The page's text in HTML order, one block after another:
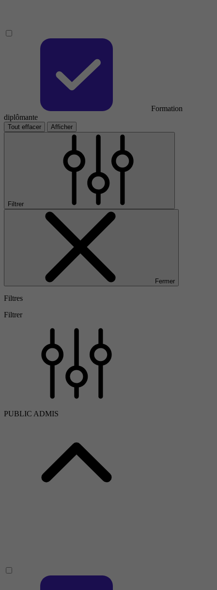
Formation
diplômante
Tout effacer Afficher
Filtrer
Fermer
Filtres
Filtrer
PUBLIC ADMIS